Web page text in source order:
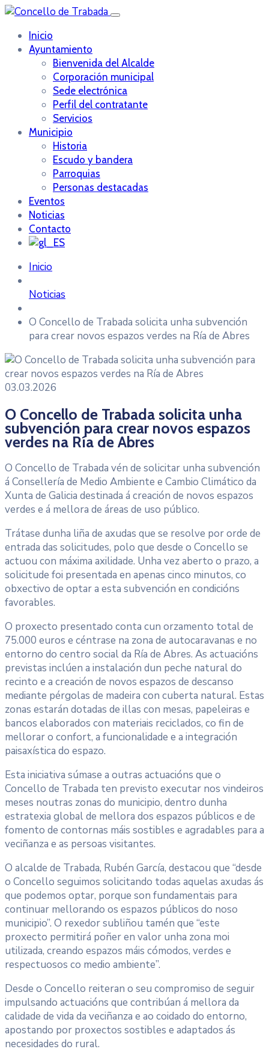
Inicio
Ayuntamiento
Bienvenida del Alcalde
Corporación municipal
Sede electrónica
Perfil del contratante
Servicios
Municipio
Historia
Escudo y bandera
Parroquias
Personas destacadas
Eventos
Noticias
Contacto
Inicio
Noticias
O Concello de Trabada solicita unha subvención
para crear novos espazos verdes na Ría de Abres
03.03.2026
O Concello de Trabada solicita unha
subvención para crear novos espazos
verdes na Ría de Abres
O Concello de Trabada vén de solicitar unha subvención
á Consellería de Medio Ambiente e Cambio Climático da
Xunta de Galicia destinada á creación de novos espazos
verdes e á mellora de áreas de uso público.
Trátase dunha liña de axudas que se resolve por orde de
entrada das solicitudes, polo que desde o Concello se
actuou con máxima axilidade. Unha vez aberto o prazo, a
solicitude foi presentada en apenas cinco minutos, co
obxectivo de optar a esta subvención en condicións
favorables.
O proxecto presentado conta cun orzamento total de
75.000 euros e céntrase na zona de autocaravanas e no
entorno do centro social da Ría de Abres. As actuacións
previstas inclúen a instalación dun peche natural do
recinto e a creación de novos espazos de descanso
mediante pérgolas de madeira con cuberta natural. Estas
zonas estarán dotadas de illas con mesas, papeleiras e
bancos elaborados con materiais reciclados, co fin de
mellorar o confort, a funcionalidade e a integración
paisaxística do espazo.
Esta iniciativa súmase a outras actuacións que o
Concello de Trabada ten previsto executar nos vindeiros
meses noutras zonas do municipio, dentro dunha
estratexia global de mellora dos espazos públicos e de
fomento de contornas máis sostibles e agradables para a
veciñanza e as persoas visitantes.
O alcalde de Trabada, Rubén García, destacou que “desde
o Concello seguimos solicitando todas aquelas axudas ás
que podemos optar, porque son fundamentais para
continuar mellorando os espazos públicos do noso
municipio”. O rexedor subliñou tamén que “este
proxecto permitirá poñer en valor unha zona moi
utilizada, creando espazos máis cómodos, verdes e
respectuosos co medio ambiente”.
Desde o Concello reiteran o seu compromiso de seguir
impulsando actuacións que contribúan á mellora da
calidade de vida da veciñanza e ao coidado do entorno,
apostando por proxectos sostibles e adaptados ás
necesidades do rural.